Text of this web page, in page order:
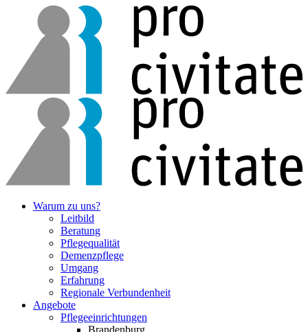
Warum zu uns?
Leitbild
Beratung
Pflegequalität
Demenzpflege
Umgang
Erfahrung
Regionale Verbunden­heit
Angebote
Pflege­einrichtungen